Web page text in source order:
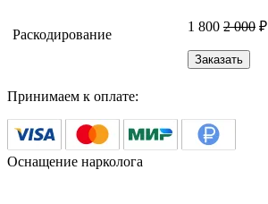
Раскодирование
1 800 2 000 ₽
Заказать
Принимаем к оплате:
Оснащение нарколога